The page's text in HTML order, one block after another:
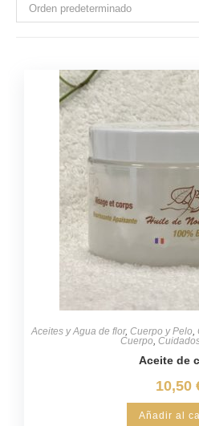
Orden predeterminado
Aceites y Agua de flor, Cuerpo y Pelo,
Cuerpo,
Aceite de
10,50
Añadir al